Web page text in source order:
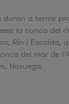
duran a terme
la conca del
Rin i Escalda,
del mar de
Noruega.